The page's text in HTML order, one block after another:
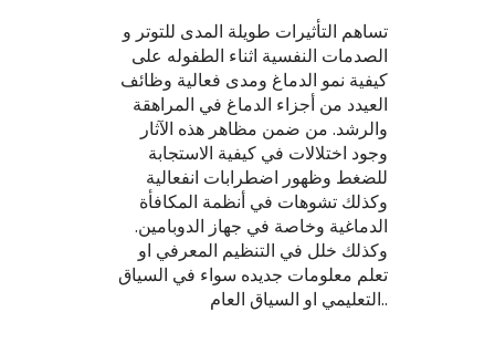
تساهم التأثيرات طويلة المدى للتوتر و
الصدمات النفسية اثناء الطفوله على
كيفية نمو الدماغ ومدى فعالية وظائف
العيدد من أجزاء الدماغ في المراهقة
والرشد. من ضمن مظاهر هذه الآثار
وجود اختلالات في كيفية الاستجابة
للضغط وظهور اضطرابات انفعالية
وكذلك تشوهات في أنظمة المكافأة
الدماغية وخاصة في جهاز الدوبامين.
وكذلك خلل في التنظيم المعرفي او
تعلم معلومات جديده سواء في السياق
التعليمي او السياق العام..